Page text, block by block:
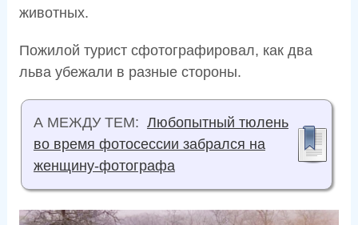
животных.
Пожилой турист сфотографировал, как два
льва убежали в разные стороны.
А МЕЖДУ ТЕМ: Любопытный тюлень
во время фотосессии забрался на
женщину-фотографа